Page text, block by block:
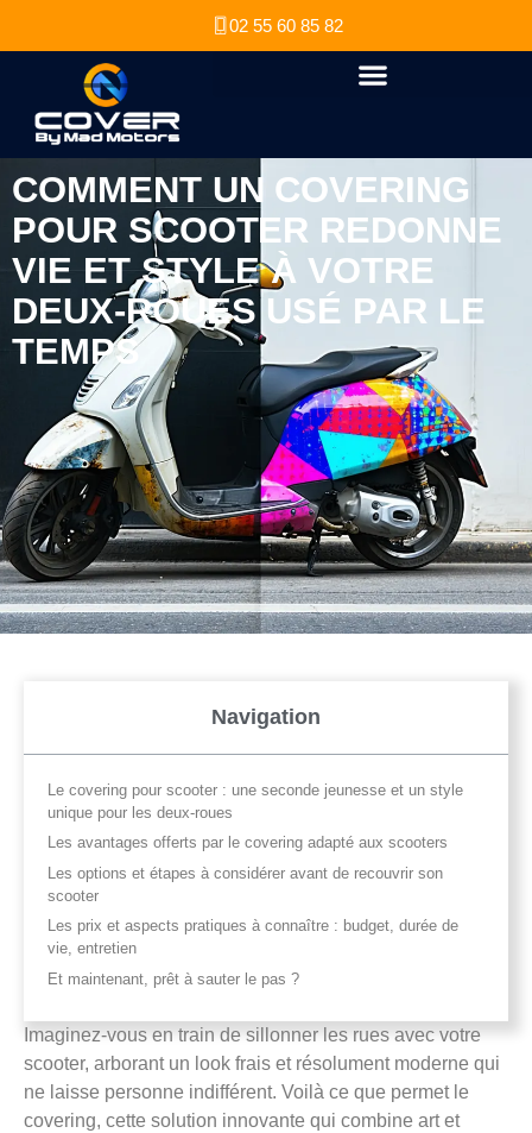
02 55 60 85 82
COMMENT UN COVERING
POUR SCOOTER REDONNE
VIE ET STYLE À VOTRE
DEUX-ROUES USÉ PAR LE
TEMPS
Navigation
Le covering pour scooter : une seconde jeunesse et un style
unique pour les deux-roues
Les avantages offerts par le covering adapté aux scooters
Les options et étapes à considérer avant de recouvrir son
scooter
Les prix et aspects pratiques à connaître : budget, durée de
vie, entretien
Et maintenant, prêt à sauter le pas ?
Imaginez-vous en train de sillonner les rues avec votre
scooter, arborant un look frais et résolument moderne qui
ne laisse personne indifférent. Voilà ce que permet le
covering, cette solution innovante qui combine art et